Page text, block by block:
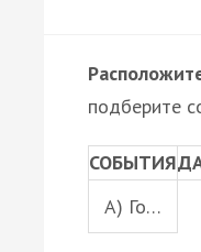
подберите
СОБЫТИЯ
A) Го…